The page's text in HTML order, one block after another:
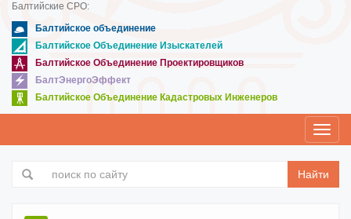
Балтийские СРО:
Балтийское объединение
Балтийское Объединение Изыскателей
Балтийское Объединение Проектировщиков
БалтЭнергоЭффект
Балтийское Объединение Кадастровых Инженеров
Найти